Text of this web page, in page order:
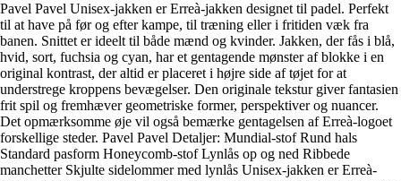
Pavel Pavel Unisex-jakken er Erreà-jakken designet til padel. Perfekt
til at have på før og efter kampe, til træning eller i fritiden væk fra
banen. Snittet er ideelt til både mænd og kvinder. Jakken, der fås i blå,
hvid, sort, fuchsia og cyan, har et gentagende mønster af blokke i en
original kontrast, der altid er placeret i højre side af tøjet for at
understrege kroppens bevægelser. Den originale tekstur giver fantasien
frit spil og fremhæver geometriske former, perspektiver og nuancer.
Det opmærksomme øje vil også bemærke gentagelsen af Erreà-logoet
forskellige steder. Pavel Pavel Detaljer: Mundial-stof Rund hals
Standard pasform Honeycomb-stof Lynlås op og ned Ribbede
manchetter Skjulte sidelommer med lynlås Unisex-jakken er Erreà-